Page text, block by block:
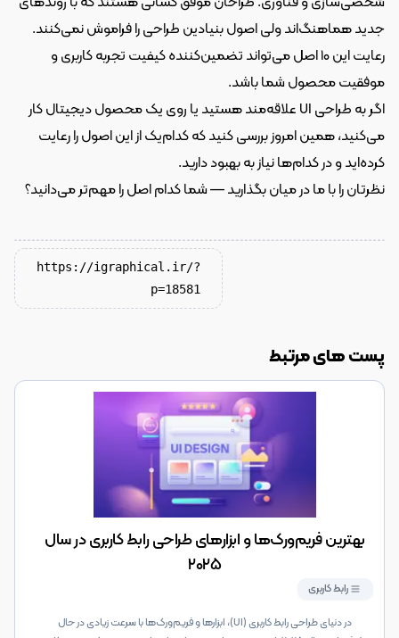
موفقیت محصول شما باشد.
کرده‌اید و در کدام‌ها نیاز به بهبود دارید.
نظرتان را با ما در میان بگذارید — شما کدام اصل را مهم‌تر می‌دانید؟
https://igraphical.ir/?
p=18581
پست های مرتبط
بهترین فریم‌ورک‌ها و ابزارهای طراحی رابط کاربری در سال
۲۰۲۵
رابط کاربری
در دنیای طراحی رابط کاربری (UI)، ابزارها و فریم‌ورک‌ها با سرعت زیادی در حال